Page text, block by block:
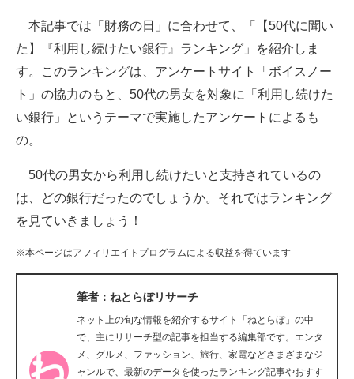
ビジネスと働き方のヒント
企業ITのトレンドを詳説
ITエンジニア向け専門サイト
製造業のIT導入・活用を支援
モノづくり技術者専門サイト
エレクトロニクス専門サイト
本記事では「財務の日」に合わせて、「【50代に聞い
た】『利用し続けたい銀行』ランキング」を紹介しま
す。このランキングは、アンケートサイト「ボイスノー
ト」の協力のもと、50代の男女を対象に「利用し続けた
い銀行」というテーマで実施したアンケートによるも
の。
50代の男女から利用し続けたいと支持されているの
は、どの銀行だったのでしょうか。それではランキング
を見ていきましょう！
※本ページはアフィリエイトプログラムによる収益を得ています
筆者：ねとらぼリサーチ
ネット上の旬な情報を紹介するサイト「ねとらぼ」の中
で、主にリサーチ型の記事を担当する編集部です。エンタ
メ、グルメ、ファッション、旅行、家電などさまざまなジ
ャンルで、最新のデータを使ったランキング記事やおすす